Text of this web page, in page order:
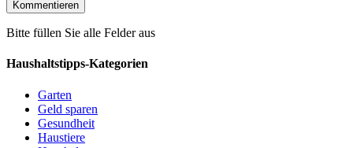
Bitte füllen Sie alle Felder aus
Haushaltstipps-Kategorien
Garten
Geld sparen
Gesundheit
Haustiere